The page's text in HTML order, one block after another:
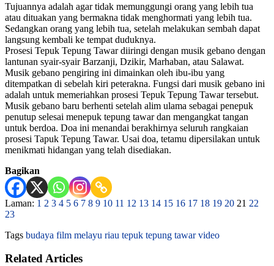
Tujuannya adalah agar tidak memunggungi orang yang lebih tua
atau dituakan yang bermakna tidak menghormati yang lebih tua.
Sedangkan orang yang lebih tua, setelah melakukan sembah dapat
langsung kembali ke tempat duduknya.
Prosesi Tepuk Tepung Tawar diiringi dengan musik gebano dengan
lantunan syair-syair Barzanji, Dzikir, Marhaban, atau Salawat.
Musik gebano pengiring ini dimainkan oleh ibu-ibu yang
ditempatkan di sebelah kiri peterakna. Fungsi dari musik gebano ini
adalah untuk memeriahkan prosesi Tepuk Tepung Tawar tersebut.
Musik gebano baru berhenti setelah alim ulama sebagai penepuk
penutup selesai menepuk tepung tawar dan mengangkat tangan
untuk berdoa. Doa ini menandai berakhirnya seluruh rangkaian
prosesi Tapuk Tepung Tawar. Usai doa, tetamu dipersilakan untuk
menikmati hidangan yang telah disediakan.
Bagikan
Laman: 1 2 3 4 5 6 7 8 9 10 11 12 13 14 15 16 17 18 19 20 21 22
23
Tags budaya film melayu riau tepuk tepung tawar video
Related Articles